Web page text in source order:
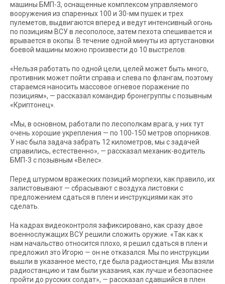
машины БМП-3, оснащенные комплексом управляемого
вооружения из спаренных 100 и 30-мм пушек и трех
пулеметов, выдвигаются вперед и ведут интенсивный огонь
по позициям ВСУ в лесополосе, затем пехота спешивается и
врывается в окопы. В течение одной минуты из артустановки
боевой машины можно произвести до 10 выстрелов.
«Нельзя работать по одной цели, целей может быть много,
противник может пойти справа и слева по флангам, поэтому
стараемся наносить массовое огневое поражение по
позициям», — рассказал командир бронегруппы с позывным
«Криптонец».
«Мы, в основном, работали по лесополкам врага, у них тут
очень хорошие укрепления — по 100-150 метров опорников.
У нас была задача забрать 12 километров, мы с задачей
справились, естественно», — рассказал механик-водитель
БМП-3 с позывным «Велес».
Перед штурмом вражеских позиций морпехи, как правило, их
залистовывают — сбрасывают с воздуха листовки с
предложением сдаться в плен и инструкциями как это
сделать.
На кадрах видеоконтроля зафиксировано, как сразу двое
военнослужащих ВСУ решили сложить оружие. «Так как к
нам начальство относится плохо, я решил сдаться в плен и
предложил это Игорю — он не отказался. Мы по инструкции
вышли в указанное место, где была радиостанция. Мы взяли
радиостанцию и там были указания, как лучше и безопаснее
пройти до русских солдат», — рассказал сдавшийся в плен